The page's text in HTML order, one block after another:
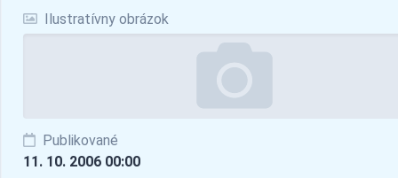
Ilustratívny obrázok
Publikované
11. 10. 2006 00:00